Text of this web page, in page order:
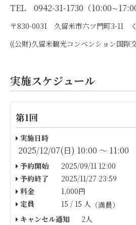
TEL 0942-31-1730（10:00∼17:00
〒830-0031 久留米市六ツ門町3-11
((公財)久留米観光コンベンション国際
実施スケジュール
第1回
実施日時
2025/12/07(日) 10:00 〜 11:00
予約開始
2025/09/11 12:00
予約終了
2025/11/27 23:59
料金
1,000円
定員
15 / 15 人 （満員）
キャンセル通知
2人